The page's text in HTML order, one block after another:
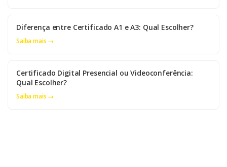
Diferença entre Certificado A1 e A3: Qual Escolher?
Saiba mais →
Certificado Digital Presencial ou Videoconferência:
Qual Escolher?
Saiba mais →